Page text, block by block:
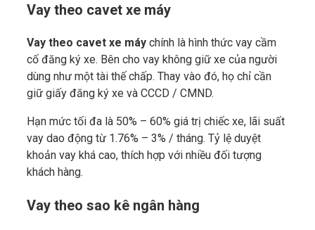
Vay theo cavet xe máy
Vay theo cavet xe máy chính là hình thức vay cầm
cố đăng ký xe. Bên cho vay không giữ xe của người
dùng như một tài thế chấp. Thay vào đó, họ chỉ cần
giữ giấy đăng ký xe và CCCD / CMND.
Hạn mức tối đa là 50% – 60% giá trị chiếc xe, lãi suất
vay dao động từ 1.76% – 3% / tháng. Tỷ lệ duyệt
khoản vay khá cao, thích hợp với nhiều đối tượng
khách hàng.
Vay theo sao kê ngân hàng